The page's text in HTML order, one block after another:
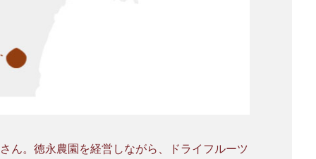
ん。徳永農園を経営しながら、ドライフルーツ